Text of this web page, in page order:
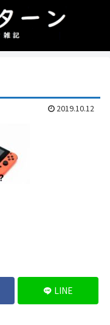
2019.10.12
LINE